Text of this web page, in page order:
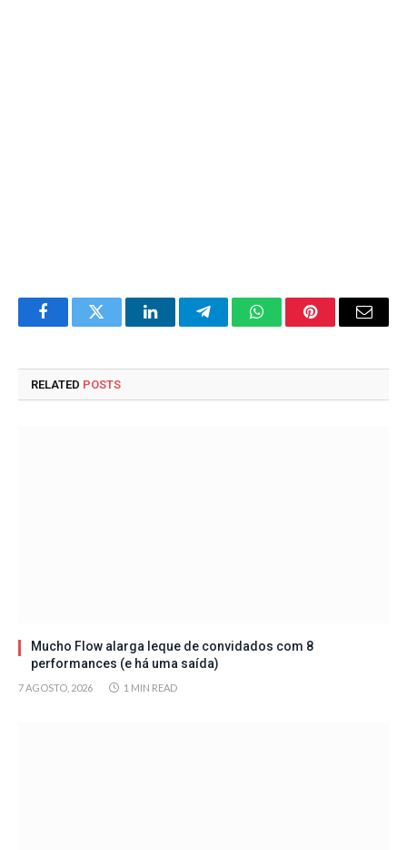
FacebookTwitter LinkedInTelegramWhatsAppPinterestEmail
RELATED POSTS
Mucho Flow alarga leque de convidados com 8
performances (e há uma saída)
7 AGOSTO, 2026 1 MIN READ